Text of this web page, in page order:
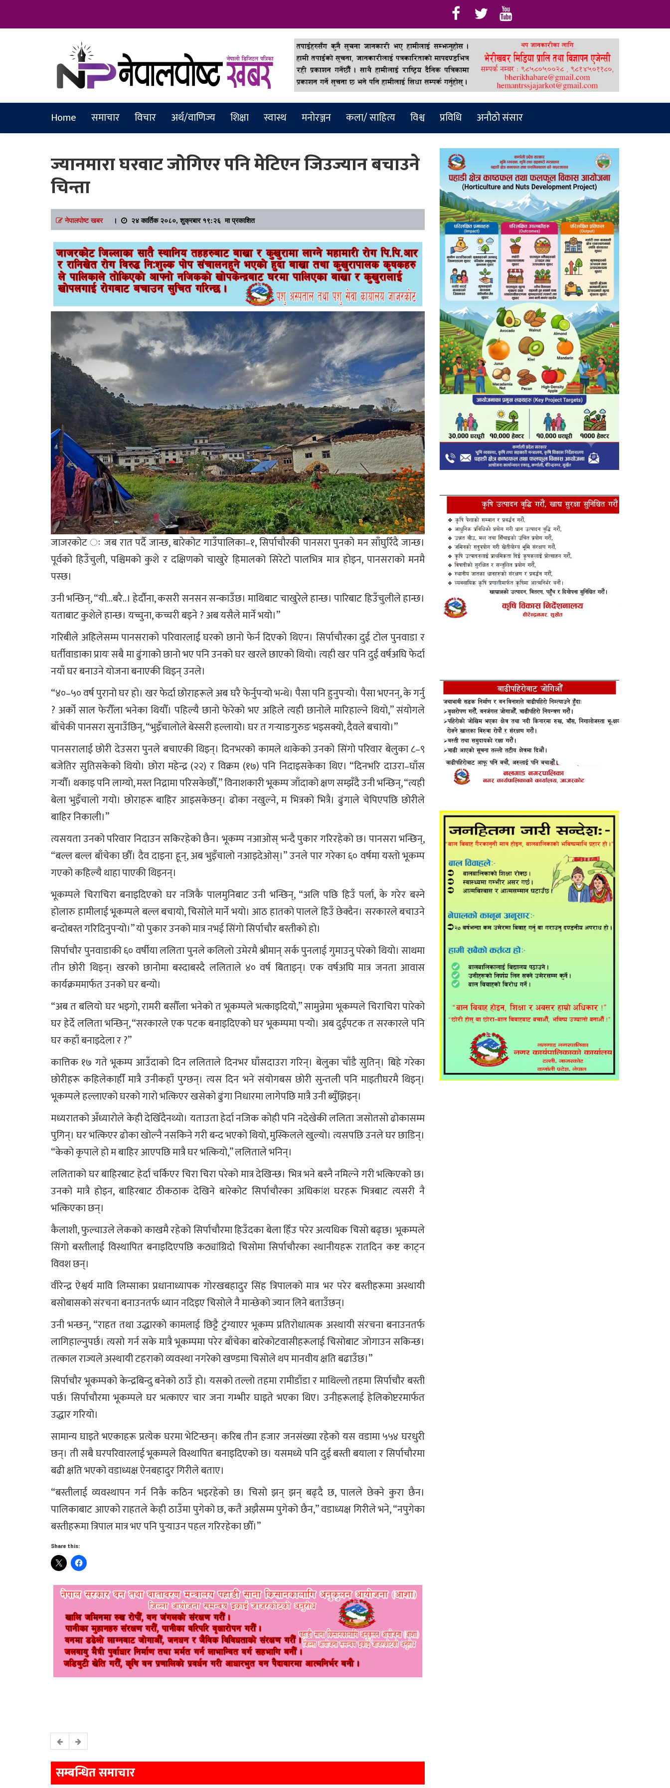
Nepalpostkhabar
Home समाचार विचार अर्थ/वाणिज्य शिक्षा स्वास्थ मनाेरञ्जन कला/ साहित्य विश्व प्रविधि अनौठो संसार
ज्यानमारा घरवाट जोगिएर पनि मेटिएन जिउज्यान बचाउने
चिन्ता
नेपालपोष्ट खबर। २४ कार्तिक २०८०, शुक्रबार १९:२६ मा प्रकाशित
जाजरकोट ः जब रात पर्दै जान्छ, बारेकोट गाउँपालिका–१, सिर्पाचौरकी पानसरा पुनको मन साँघुरिँदै जान्छ।
पूर्वको हिउँचुली, पश्चिमको कुशे र दक्षिणको चाखुरे हिमालको सिरेटो पालभित्र मात्र होइन, पानसराको मनमै
पस्छ।
उनी भन्छिन्, “यी…बरै..। हेर्दौना, कसरी सनसन सन्काउँछ। माथिबाट चाखुरेले हान्छ। पारिबाट हिउँचुलीले हान्छ।
यताबाट कुशेले हान्छ। यच्चुना, कच्चरी बइने ? अब यसैले मार्ने भयो।”
गरिबीले अहिलेसम्म पानसराको परिवारलाई घरको छानो फेर्न दिएको थिएन। सिर्पाचौरका दुई टोल पुनवाडा र
घर्तीवाडाका प्रायः सबै मा ढुंगाको छानो भए पनि उनको घर खरले छाएको थियो। त्यही खर पनि दुई वर्षअघि फेर्दा
नयाँ घर बनाउने योजना बनाएकी थिइन् उनले।
“४०–५० वर्ष पुरानो घर हो। खर फेर्दा छोराहरूले अब घरै फेर्नुपर्‍यो भन्थे। पैसा पनि हुनुपर्‍यो। पैसा भएनन्, के गर्नु
? अर्को साल फेरौँला भनेका थियौँ। पहिल्यै छानो फेरेको भए अहिले त्यही छानोले मारिहाल्ने थियो,” संयोगले
बाँचेकी पानसरा सुनाउँछिन्, “भुइँचालोले बेस्सरी हल्लायो। घर त गर्‍याङगुरुङ भइसक्यो, दैवले बचायो।”
पानसरालाई छोरी देउसरा पुनले बचाएकी थिइन्। दिनभरको कामले थाकेको उनको सिंगो परिवार बेलुका ८–९
बजेतिर सुतिसकेको थियो। छोरा महेन्द्र (२२) र विक्रम (१७) पनि निदाइसकेका थिए। “दिनभरि दाउरा–घाँस
गर्‍यौँ। थकाइ पनि लाग्यो, मस्त निद्रामा परिसकेछौँ,” विनाशकारी भूकम्प जाँदाको क्षण सम्झँदै उनी भन्छिन्, “त्यही
बेला भुइँचालो गयो। छोराहरू बाहिर आइसकेछन्। ढोका नखुल्ने, म भित्रको भित्रै। ढुंगाले चेपिएपछि छोरीले
बाहिर निकाली।”
त्यसयता उनको परिवार निदाउन सकिरहेको छैन। भूकम्प नआओस् भन्दै पुकार गरिरहेको छ। पानसरा भन्छिन्,
“बल्ल बल्ल बाँचेका छौँ। दैव दाइना हून्, अब भुइँचालो नआइदेओस्।” उनले पार गरेका ६० वर्षमा यस्तो भूकम्प
गएको कहिल्यै थाहा पाएकी थिइनन्।
भूकम्पले चिराचिरा बनाइदिएको घर नजिकै पालमुनिबाट उनी भन्छिन्, “अलि पछि हिउँ पर्ला, के गरेर बस्ने
होलारु हामीलाई भूकम्पले बल्ल बचायो, चिसोले मार्ने भयो। आठ हातको पालले हिउँ छेक्दैन। सरकारले बचाउने
बन्दोबस्त गरिदिनुपर्‍यो।” यो पुकार उनको मात्र नभई सिंगो सिर्पाचौर बस्तीको हो।
सिर्पाचौर पुनवाडाकी ६० वर्षीया ललिता पुनले कलिलो उमेरमै श्रीमान् सर्क पुनलाई गुमाउनु परेको थियो। साथमा
तीन छोरी थिइन्। खरको छानोमा बस्दाबस्दै ललिताले ४० वर्ष बिताइन्। एक वर्षअघि मात्र जनता आवास
कार्यक्रममार्फत उनको घर बन्यो।
“अब त बलियो घर भइगो, रामरी बसौँला भनेको त भूकम्पले भत्काइदियो,” सामुन्नेमा भूकम्पले चिराचिरा पारेको
घर हेर्दे ललिता भन्छिन्, “सरकारले एक पटक बनाइदिएको घर भूकम्पमा पर्‍यो। अब दुईपटक त सरकारले पनि
घर कहाँ बनाइदेला र ?”
कात्तिक १७ गते भूकम्प आउँदाको दिन ललिताले दिनभर घाँसदाउरा गरिन्। बेलुका चाँडै सुतिन्। बिहे गरेका
छोरीहरू कहिलेकाहीँ मात्रै उनीकहाँ पुग्छन्। त्यस दिन भने संयोगबस छोरी सुन्तली पनि माइतीघरमै थिइन्।
भूकम्पले हल्लाएको घरको गारो भत्किएर खसेको ढुंगा निधारमा लागेपछि मात्रै उनी ब्युँझिइन्।
मध्यरातको अँध्यारोले केही देखिँदैनथ्यो। यताउता हेर्दा नजिक कोही पनि नदेखेकी ललिता जसोतसो ढोकासम्म
पुगिन्। घर भत्किएर ढोका खोल्नै नसकिने गरी बन्द भएको थियो, मुस्किलले खुल्यो। त्यसपछि उनले घर छाडिन्।
“केको कृपाले हो म बाहिर आएपछि मात्रै घर भत्कियो,” ललिताले भनिन्।
ललिताको घर बाहिरबाट हेर्दा चर्किएर चिरा चिरा परेको मात्र देखिन्छ। भित्र भने बस्नै नमिल्ने गरी भत्किएको छ।
उनको मात्रै होइन, बाहिरबाट ठीकठाक देखिने बारेकोट सिर्पाचौरका अधिकांश घरहरू भित्रबाट त्यसरी नै
भत्किएका छन्।
कैलाशी, फुल्चाउले लेकको काखमै रहेको सिर्पाचौरमा हिउँदका बेला हिँउ परेर अत्यधिक चिसो बढ्छ। भूकम्पले
सिंगो बस्तीलाई विस्थापित बनाइदिएपछि कठ्यांग्रिदो चिसोमा सिर्पाचौरका स्थानीयहरू रातदिन कष्ट काट्न
विवश छन्।
वीरेन्द्र ऐश्वर्य मावि लिम्साका प्रधानाध्यापक गोरखबहादुर सिंह त्रिपालको मात्र भर परेर बस्तीहरूमा अस्थायी
बसोबासको संरचना बनाउनतर्फ ध्यान नदिइए चिसोले नै मान्छेको ज्यान लिने बताउँछन्।
उनी भन्छन्, “राहत तथा उद्धारको कामलाई छिट्टै टुंग्याएर भूकम्प प्रतिरोधात्मक अस्थायी संरचना बनाउनतर्फ
लागिहाल्नुपर्छ। त्यसो गर्न सके मात्रै भूकम्पमा परेर बाँचेका बारेकोटवासीहरूलाई चिसोबाट जोगाउन सकिन्छ।
तत्काल राज्यले अस्थायी टहराको व्यवस्था नगरेको खण्डमा चिसोले थप मानवीय क्षति बढाउँछ।”
सिर्पाचौर भूकम्पको केन्द्रबिन्दु बनेको ठाउँ हो। यसको तल्लो तहमा रामीडाँडा र माथिल्लो तहमा सिर्पाचौर बस्ती
पर्छ। सिर्पाचौरमा भूकम्पले घर भत्काएर चार जना गम्भीर घाइते भएका थिए। उनीहरूलाई हेलिकोप्टरमार्फत
उद्धार गरियो।
सामान्य घाइते भएकाहरू प्रत्येक घरमा भेटिन्छन्। करिब तीन हजार जनसंख्या रहेको यस वडामा ५५४ घरधुरी
छन्। ती सबै घरपरिवारलाई भूकम्पले विस्थापित बनाइदिएको छ। यसमध्ये पनि दुई बस्ती बयाला र सिर्पाचौरमा
बढी क्षति भएको वडाध्यक्ष ऐनबहादुर गिरीले बताए।
“बस्तीलाई व्यवस्थापन गर्न निकै कठिन भइरहेको छ। चिसो झन् झन् बढ्दै छ, पालले छेक्ने कुरा छैन।
पालिकाबाट आएको राहतले केही ठाउँमा पुगेको छ, कतै अझैसम्म पुगेको छैन,” वडाध्यक्ष गिरीले भने, “नपुगेका
बस्तीहरूमा त्रिपाल मात्र भए पनि पुर्‍याउन पहल गरिरहेका छौँ।”
Share this:
सम्बन्धित समाचार